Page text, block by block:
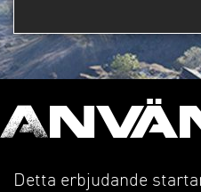
Detta erbjudande